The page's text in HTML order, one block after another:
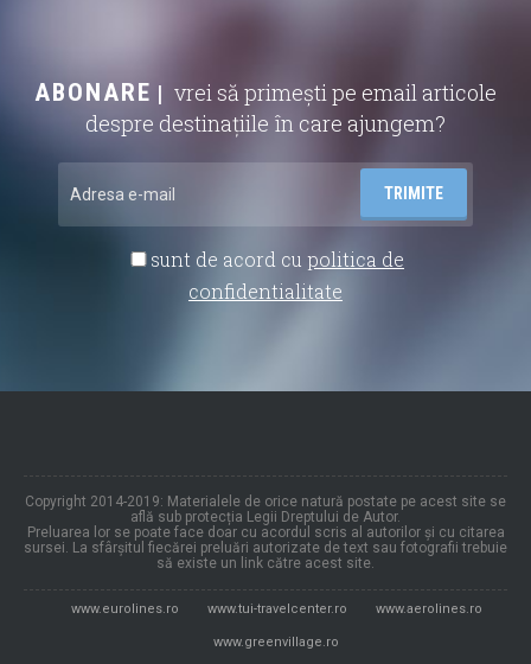
ABONARE
vrei să primești pe email articole
despre destinațiile în care ajungem?
sunt de acord cu politica de
confidentialitate
Copyright 2014-2019: Materialele de orice natură postate pe acest site se
află sub protecția Legii Dreptului de Autor.
Preluarea lor se poate face doar cu acordul scris al autorilor și cu citarea
sursei. La sfârșitul fiecărei preluări autorizate de text sau fotografii trebuie
să existe un link către acest site.
www.eurolines.ro www.tui-travelcenter.ro www.aerolines.ro
www.greenvillage.ro